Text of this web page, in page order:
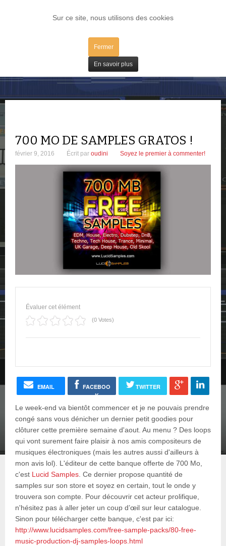
Sur ce site, nous utilisons des cookies
Fermer
En savoir plus
LOG IN
700 MO DE SAMPLES GRATOS !
février 9, 2016 Écrit par oudini Soyez le premier à commenter!
Évaluer cet élément
(0 Votes)
EMAIL
FACEBOO
K
TWITTER
Le week-end va bientôt commencer et je ne pouvais prendre
congé sans vous dénicher un dernier petit goodies pour
clôturer cette première semaine d'aout. Au menu ? Des loops
qui vont surement faire plaisir à nos amis compositeurs de
musiques électroniques (mais les autres aussi d'ailleurs à
mon avis lol). L'éditeur de cette banque offerte de 700 Mo,
c'est Lucid Samples. Ce dernier propose quantité de
samples sur son store et soyez en certain, tout le onde y
trouvera son compte. Pour découvrir cet acteur prolifique,
n'hésitez pas à aller jeter un coup d’œil sur leur catalogue.
Sinon pour télécharger cette banque, c'est par ici:
http://www.lucidsamples.com/free-sample-packs/80-free-
music-production-dj-samples-loops.html